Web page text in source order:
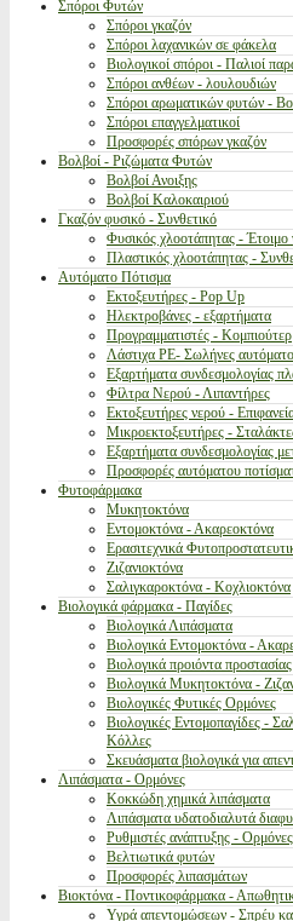
Σπόροι Φυτών
Σπόροι γκαζόν
Σπόροι λαχανικών σε φάκελα
Βιολογικοί σπόροι - Παλιοί
Σπόροι ανθέων - λουλουδιών
Σπόροι αρωματικών φυτών -
Σπόροι επαγγελματικοί
Προσφορές σπόρων γκαζόν
Βολβοί - Ριζώματα Φυτών
Βολβοί Ανοιξης
Βολβοί Καλοκαιριού
Γκαζόν φυσικό - Συνθετικό
Φυσικός χλοοτάπητας - Έτοιμο
Πλαστικός χλοοτάπητας -
Αυτόματο Πότισμα
Εκτοξευτήρες - Pop Up
Ηλεκτροβάνες - εξαρτήματα
Προγραμματιστές - Κομπιούτερ
Λάστιχα PE- Σωλήνες
Εξαρτήματα συνδεσμολογίας
Φίλτρα Νερού - Λιπαντήρες
Εκτοξευτήρες νερού -
Μικροεκτοξευτήρες -
Εξαρτήματα συνδεσμολογίας
Προσφορές αυτόματου
Φυτοφάρμακα
Μυκητοκτόνα
Εντομοκτόνα - Ακαρεοκτόνα
Ερασιτεχνικά
Ζιζανιοκτόνα
Σαλιγκαροκτόνα - Κοχλιοκτόνα
Βιολογικά φάρμακα - Παγίδες
Βιολογικά Λιπάσματα
Βιολογικά Εντομοκτόνα -
Βιολογικά προιόντα προστασίας
Βιολογικά Μυκητοκτόνα -
Βιολογικές Φυτικές Ορμόνες
Βιολογικές Εντομοπαγίδες -
Κόλλες
Σκευάσματα βιολογικά για
Λιπάσματα - Ορμόνες
Κοκκώδη χημικά λιπάσματα
Λιπάσματα υδατοδιαλυτά
Ρυθμιστές ανάπτυξης - Ορμόνες
Βελτιωτικά φυτών
Προσφορές λιπασμάτων
Βιοκτόνα - Ποντικοφάρμακα -
Υγρά απεντομώσεων - Σπρέυ